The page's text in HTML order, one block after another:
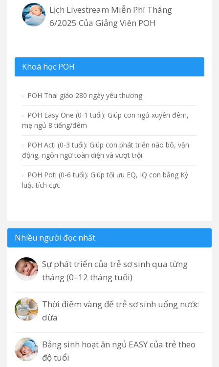
Lịch Livestream Miễn Phí Tháng
6/2025 Của Giảng Viên POH
Khoá học POH
POH Thai giáo 280 ngày yêu thương
POH Easy One (0-1 tuổi): Giúp con ngủ xuyên đêm,
mẹ ngủ 8 tiếng/đêm
POH Acti (0-3 tuổi): Giúp con phát triển não bô, vận
động, ngôn ngữ toàn diện và vượt trội
POH Poti (0-6 tuổi): Giúp tối ưu EQ, IQ con bằng Kỷ
luật tích cực
Nhiều người đọc nhất
Sự phát triển của trẻ sơ sinh qua từng
tháng (0–12 tháng tuổi)
Thời điểm vàng để trẻ sơ sinh uống nước
dừa
Bảng sinh hoạt ăn ngủ EASY của trẻ theo
độ tuổi